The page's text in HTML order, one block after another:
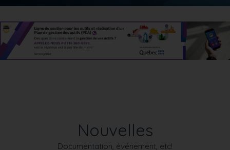
mécaniques après 15 anshttps://ceriu.qc.ca/system/files/2026-
08/Fiche-CC-%231-2026-COREAQUA-projet-
Aquapipe.pdfhttps://ceriu-prod.s3.ca-central-
1.amazonaws.com/public/styles/slideshow/public/2026-
ceriuhttps://ceriu-prod.s3.ca-central-
Nouvelles
Documentation, événement, etc!